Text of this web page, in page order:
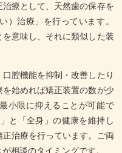
療として、天然歯の保存を
）治療」を行っています。
を意味し、それに類似した装
腔機能を抑制・改善したり
始めれば矯正装置の数が少
小限に抑えることが可能で
と「全身」の健康を維持し
治療を行っています。ご両
相談のタイミングです。